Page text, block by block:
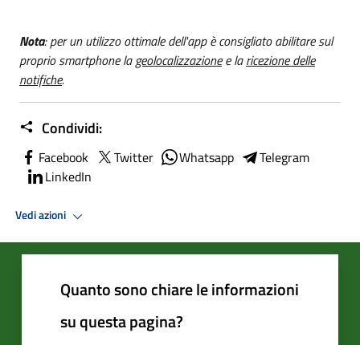
Nota: per un utilizzo ottimale dell'app è consigliato abilitare sul
proprio smartphone lageolocalizzazionee laricezione delle
notifiche.
Condividi:
Facebook Twitter Whatsapp
Telegram
LinkedIn
Vedi azioni
Quanto sono chiare le informazioni
su questa pagina?